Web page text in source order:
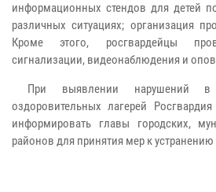
информационных стендов для детей
различных ситуациях; организация
Кроме этого, росгвардейцы
сигнализации, видеонаблюдения и
При выявлении нарушений в
оздоровительных лагерей
информировать главы городских,
районов для принятия мер к устранению